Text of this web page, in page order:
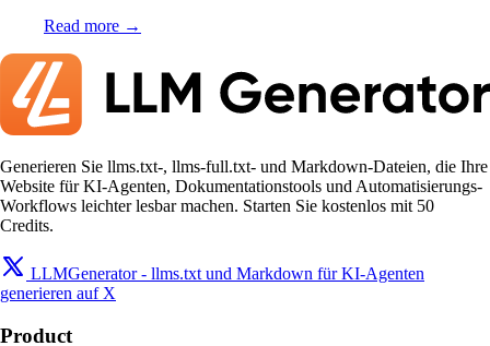
Read more →
Generieren Sie llms.txt-, llms-full.txt- und Markdown-Dateien, die Ihre
Website für KI-Agenten, Dokumentationstools und Automatisierungs-
Workflows leichter lesbar machen. Starten Sie kostenlos mit 50
Credits.
LLMGenerator - llms.txt und Markdown für KI-Agenten
generieren auf X
Product